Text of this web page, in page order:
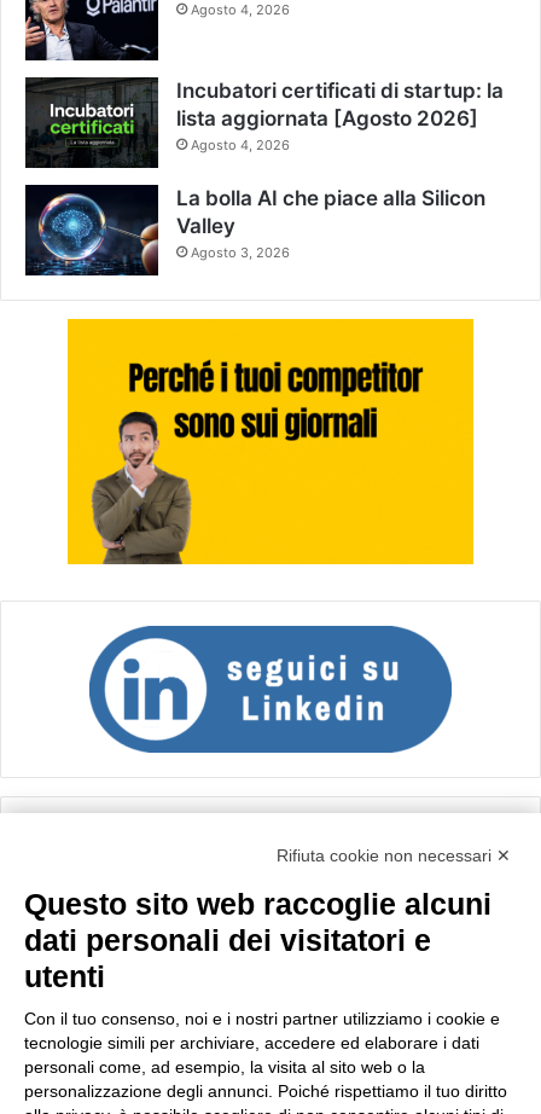
Agosto 4, 2026
Incubatori certificati di startup: la
lista aggiornata [Agosto 2026]
Agosto 4, 2026
La bolla AI che piace alla Silicon
Valley
Agosto 3, 2026
Importo netto (€):
Calcola
Rifiuta cookie non necessari ✕
Questo sito web raccoglie alcuni
dati personali dei visitatori e
utenti
Con il tuo consenso, noi e i nostri partner utilizziamo i cookie e
tecnologie simili per archiviare, accedere ed elaborare i dati
personali come, ad esempio, la visita al sito web o la
personalizzazione degli annunci. Poiché rispettiamo il tuo diritto